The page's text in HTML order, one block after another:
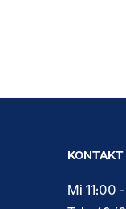
KONTAKT
Mi 11:00